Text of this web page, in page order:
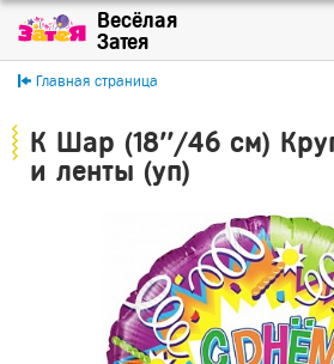
Главная страница
К Шар (18''/46 см)
и ленты (уп)